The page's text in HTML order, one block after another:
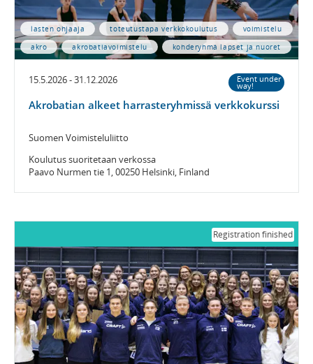
akro akrobatiavoimistelu kohderyhmä lapset ja nuoret
lasten ohjaaja toteutustapa verkkokoulutus voimistelu
15.5.2026 - 31.12.2026 Event under
way!
Akrobatian alkeet harrasteryhmissä verkkokurssi
Suomen Voimisteluliitto
Koulutus suoritetaan verkossa
Paavo Nurmen tie 1, 00250 Helsinki, Finland
Registration finished